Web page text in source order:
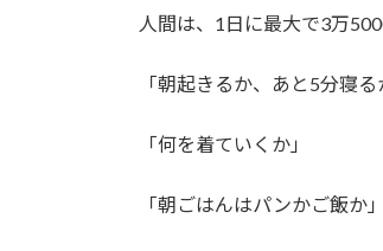
人間は、1日に最大で3万
「朝起きるか、あと5分寝る
「何を着ていくか」
「朝ごはんはパンかご飯か」